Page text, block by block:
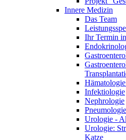
Innere Medizin
Das Team
Ihr Termin
Infektiologie
Nephrologie
Urologie -
Urologie:
Katze